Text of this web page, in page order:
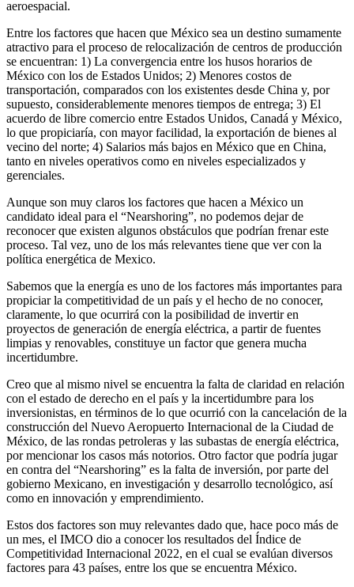
aeroespacial.
Entre los factores que hacen que México sea un destino sumamente
atractivo para el proceso de relocalización de centros de producción
se encuentran: 1) La convergencia entre los husos horarios de
México con los de Estados Unidos; 2) Menores costos de
transportación, comparados con los existentes desde China y, por
supuesto, considerablemente menores tiempos de entrega; 3) El
acuerdo de libre comercio entre Estados Unidos, Canadá y México,
lo que propiciaría, con mayor facilidad, la exportación de bienes al
vecino del norte; 4) Salarios más bajos en México que en China,
tanto en niveles operativos como en niveles especializados y
gerenciales.
Aunque son muy claros los factores que hacen a México un
candidato ideal para el “Nearshoring”, no podemos dejar de
reconocer que existen algunos obstáculos que podrían frenar este
proceso. Tal vez, uno de los más relevantes tiene que ver con la
política energética de Mexico.
Sabemos que la energía es uno de los factores más importantes para
propiciar la competitividad de un país y el hecho de no conocer,
claramente, lo que ocurrirá con la posibilidad de invertir en
proyectos de generación de energía eléctrica, a partir de fuentes
limpias y renovables, constituye un factor que genera mucha
incertidumbre.
Creo que al mismo nivel se encuentra la falta de claridad en relación
con el estado de derecho en el país y la incertidumbre para los
inversionistas, en términos de lo que ocurrió con la cancelación de la
construcción del Nuevo Aeropuerto Internacional de la Ciudad de
México, de las rondas petroleras y las subastas de energía eléctrica,
por mencionar los casos más notorios. Otro factor que podría jugar
en contra del “Nearshoring” es la falta de inversión, por parte del
gobierno Mexicano, en investigación y desarrollo tecnológico, así
como en innovación y emprendimiento.
Estos dos factores son muy relevantes dado que, hace poco más de
un mes, el IMCO dio a conocer los resultados del Índice de
Competitividad Internacional 2022, en el cual se evalúan diversos
factores para 43 países, entre los que se encuentra México.